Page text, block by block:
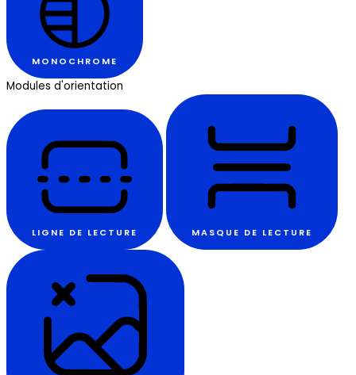
MONOCHROME
Modules d'orientation
LIGNE DE LECTURE MASQUE DE LECTURE